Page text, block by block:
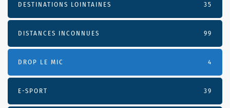
DESTINATIONS LOINTAINES 35
DISTANCES INCONNUES 99
DROP LE MIC 4
E-SPORT 39